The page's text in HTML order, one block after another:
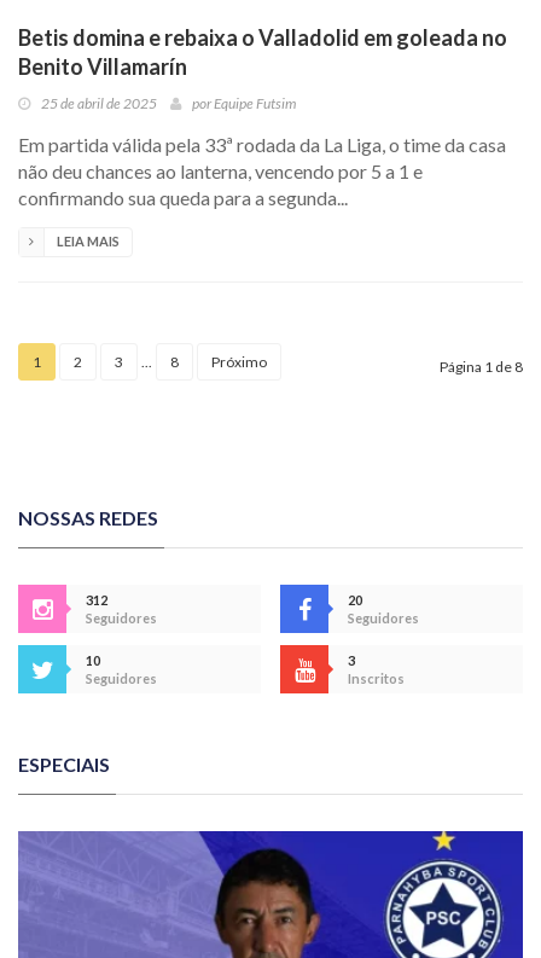
Betis domina e rebaixa o Valladolid em goleada no
Benito Villamarín
25 de abril de 2025 por Equipe Futsim
Em partida válida pela 33ª rodada da La Liga, o time da casa
não deu chances ao lanterna, vencendo por 5 a 1 e
confirmando sua queda para a segunda...
LEIA MAIS
1 2 3 8 Próximo Página 1 de 8
NOSSAS REDES
312
Seguidores
20
Seguidores
10
Seguidores
3
Inscritos
ESPECIAIS